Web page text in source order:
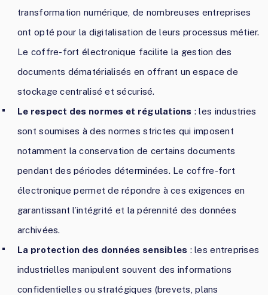
transformation numérique, de nombreuses entreprises
ont opté pour la digitalisation de leurs processus métier.
Le coffre-fort électronique facilite la gestion des
documents dématérialisés en offrant un espace de
stockage centralisé et sécurisé.
Le respect des normes et régulations : les industries
sont soumises à des normes strictes qui imposent
notamment la conservation de certains documents
pendant des périodes déterminées. Le coffre-fort
électronique permet de répondre à ces exigences en
garantissant l’intégrité et la pérennité des données
archivées.
La protection des données sensibles : les entreprises
industrielles manipulent souvent des informations
confidentielles ou stratégiques (brevets, plans